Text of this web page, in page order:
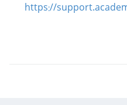
https://